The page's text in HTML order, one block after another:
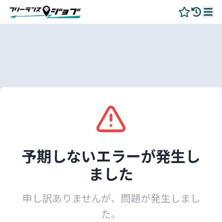
予期しないエラーが発生し
ました
申し訳ありませんが、問題が発生しまし
た。